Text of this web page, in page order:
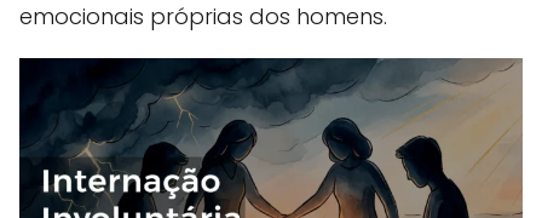
emocionais próprias dos homens.